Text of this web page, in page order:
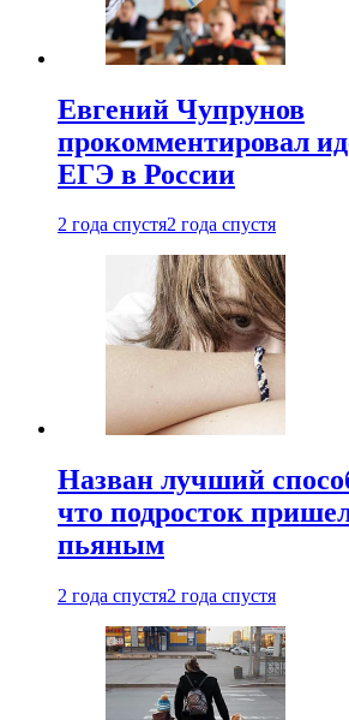
Евгений Чупрунов
прокомментировал
ЕГЭ в России
2 года спустя2 года спустя
Назван лучший
что подросток
пьяным
2 года спустя2 года спустя